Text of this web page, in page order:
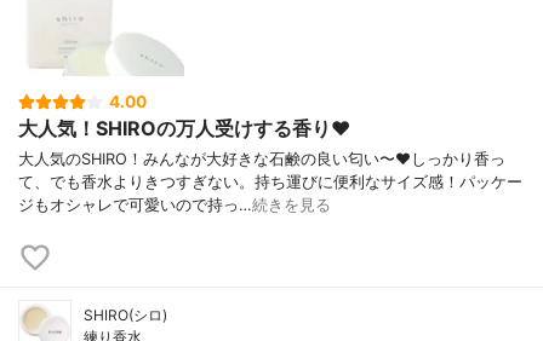
4.00
大人気！SHIROの万人受けする香り❤︎
大人気のSHIRO！みんなが大好きな石鹸の良い匂い〜❤︎しっかり香っ
て、でも香水よりきつすぎない。持ち運びに便利なサイズ感！パッケー
ジもオシャレで可愛いので持っ…続きを見る
SHIRO(シロ)
練り香水